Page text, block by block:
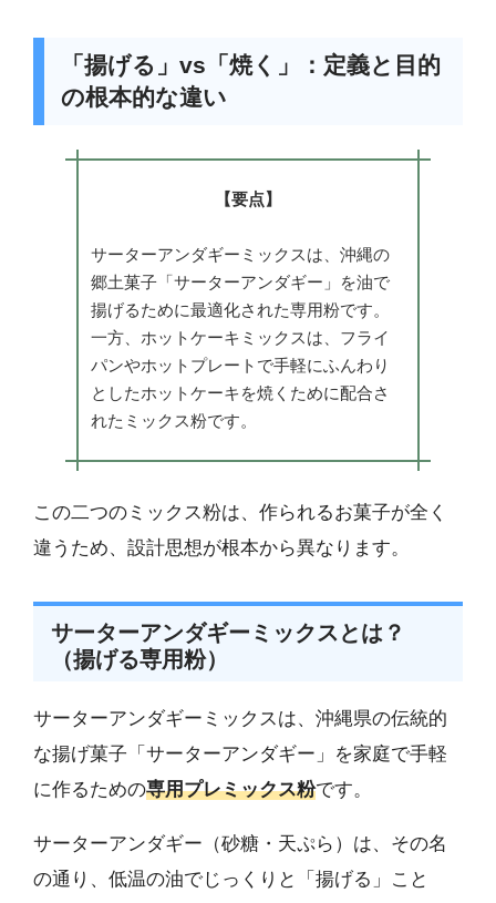
「揚げる」vs「焼く」：定義と目的
の根本的な違い
【要点】
サーターアンダギーミックスは、沖縄の
郷土菓子「サーターアンダギー」を油で
揚げるために最適化された専用粉です。
一方、ホットケーキミックスは、フライ
パンやホットプレートで手軽にふんわり
としたホットケーキを焼くために配合さ
れたミックス粉です。
この二つのミックス粉は、作られるお菓子が全く
違うため、設計思想が根本から異なります。
サーターアンダギーミックスとは？
（揚げる専用粉）
サーターアンダギーミックスは、沖縄県の伝統的
な揚げ菓子「サーターアンダギー」を家庭で手軽
に作るための専用プレミックス粉です。
サーターアンダギー（砂糖・天ぷら）は、その名
の通り、低温の油でじっくりと「揚げる」こと